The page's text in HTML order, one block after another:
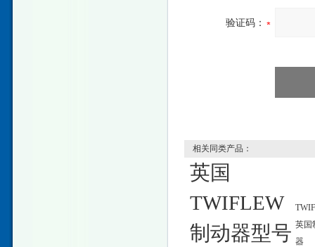
验证码：
相关同类产品：
英国
TWIFLEW
制动器型号 英国
器